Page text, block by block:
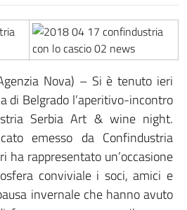
Nova) – Si è tenuto ieri
di Belgrado l’aperitivo-incontro
Serbia Art & wine night.
emesso da Confindustria
ha rappresentato un’occasione
conviviale i soci, amici e
invernale che hanno avuto